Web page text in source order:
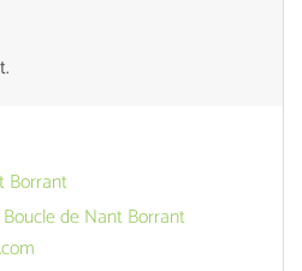
Borrant
de Nant Borrant